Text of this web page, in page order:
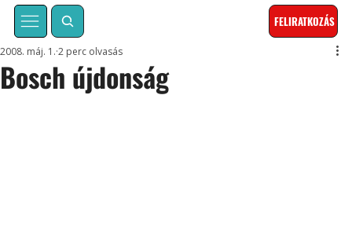
FELIRATKOZÁS
Bosch újdonság
2008. máj. 1. 2 perc olvasás